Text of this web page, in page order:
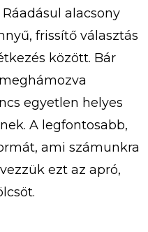
alacsony
frissítő választás
között. Bár
egyetlen helyes
A legfontosabb,
ami számunkra
ezt az apró,